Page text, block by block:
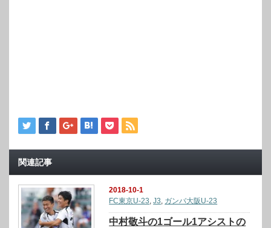
関連記事
2018-10-1
FC東京U-23 ,J3 ガンバ大阪U-23
中村敬斗の1ゴール1アシストの